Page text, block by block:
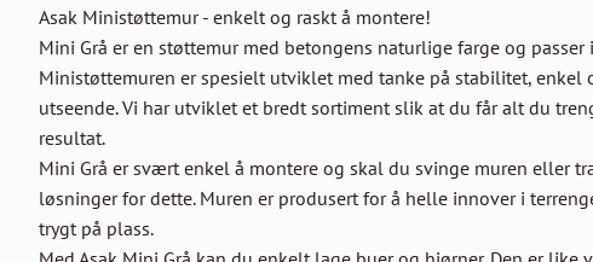
Asak Ministøttemur - enkelt og raskt å montere!
Mini Grå er en støttemur med betongens naturlige farge og
Ministøttemuren er spesielt utviklet med tanke på stabilitet, enkel
utseende. Vi har utviklet et bredt sortiment slik at du får alt du
resultat.
Mini Grå er svært enkel å montere og skal du svinge muren eller
løsninger for dette. Muren er produsert for å helle innover i
trygt på plass.